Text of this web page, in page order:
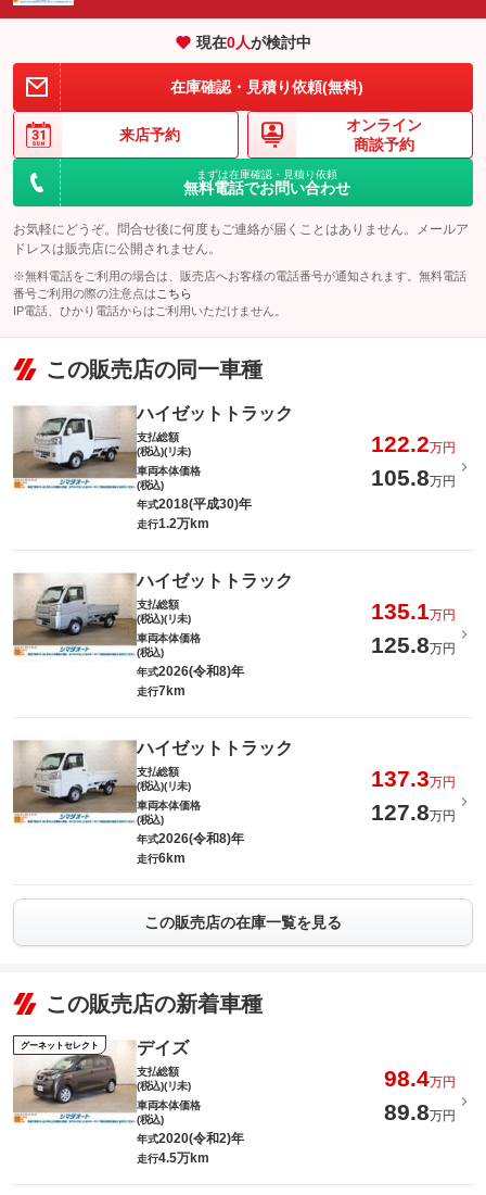
安心・安全のロードサービス内容！バッテリー上がりやタイヤの
パンク、故障時の牽引など充実サポートが盛りだくさん！！
このパックの見積もり依頼（無料）
あなたのお好きなナンバーで登録しませんか？抽選ナンバー以外
でしたら承っております。是非ご検討ください
備考 －
このパックの見積もり依頼（無料）
現在0人が検討中
在庫確認・見積り依頼(無料)
来店予約
オンライン
商談予約
まずは在庫確認・見積り依頼
無料電話でお問い合わせ
お気軽にどうぞ。問合せ後に何度もご連絡が届くことはありません。メールア
ドレスは販売店に公開されません。
※無料電話をご利用の場合は、販売店へお客様の電話番号が通知されます。無料電話
番号ご利用の際の注意点は こちら
IP電話、ひかり電話からはご利用いただけません。
この販売店の同一車種
ハイゼットトラック
支払総額
(税込)(リ未)
122.2万円
車両本体価格
(税込)
105.8万円
年式2018(平成30)年
走行1.2万km
ハイゼットトラック
支払総額
(税込)(リ未)
135.1万円
車両本体価格
(税込)
125.8万円
年式2026(令和8)年
走行7km
ハイゼットトラック
支払総額
(税込)(リ未)
137.3万円
車両本体価格
(税込)
127.8万円
年式2026(令和8)年
走行6km
この販売店の在庫一覧を見る
この販売店の新着車種
グーネットセレクト デイズ
支払総額
(税込)(リ未)
98.4万円
車両本体価格
(税込)
89.8万円
年式2020(令和2)年
走行4.5万km